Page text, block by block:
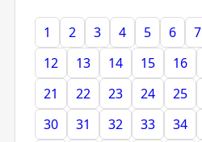
1 2 3 4 5 6 7
12
13 14 15 16
21
22 23 24 25
30
31 32 33 34